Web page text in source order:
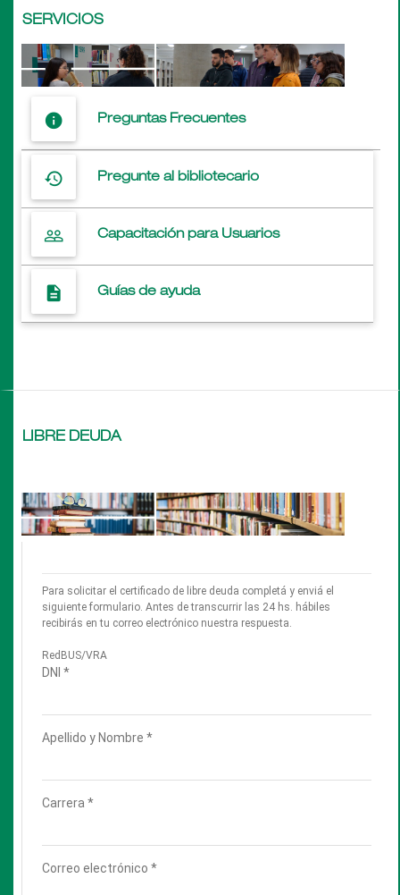
SERVICIOS
info Preguntas Frecuentes
history Pregunte al bibliotecario
people_outline Capacitación para Usuarios
description Guías de ayuda
LIBRE DEUDA